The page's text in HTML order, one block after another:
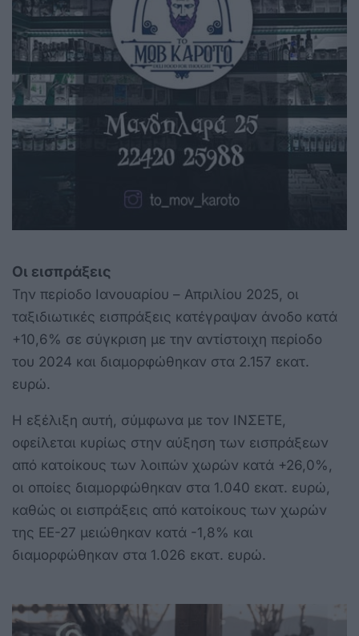
Οι εισπράξεις
Την περίοδο Ιανουαρίου – Απριλίου 2025, οι
ταξιδιωτικές εισπράξεις κατέγραψαν άνοδο κατά
+10,6% σε σύγκριση με την αντίστοιχη περίοδο
του 2024 και διαμορφώθηκαν στα 2.157 εκατ.
ευρώ.
Η εξέλιξη αυτή, σύμφωνα με τον ΙΝΣΕΤΕ,
οφείλεται κυρίως στην αύξηση των εισπράξεων
από κατοίκους των λοιπών χωρών κατά +26,0%,
οι οποίες διαμορφώθηκαν στα 1.040 εκατ. ευρώ,
καθώς οι εισπράξεις από κατοίκους των χωρών
της ΕΕ-27 μειώθηκαν κατά -1,8% και
διαμορφώθηκαν στα 1.026 εκατ. ευρώ.